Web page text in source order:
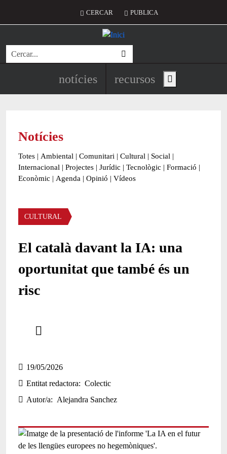
Menú del compte d'usuari
CERCAR PUBLICA
Cerca
Navegació principal de
notícies recursos Show main menu
Notícies
Totes | Ambiental | Comunitari | Cultural | Social |
Internacional | Projectes | Jurídic | Tecnològic | Formació |
Econòmic | Agenda | Opinió | Vídeos
Àmbit de la notícia
CULTURAL
El català davant la IA: una
oportunitat que també és un
risc
19/05/2026
Entitat redactora
Colectic
Autor/a
Alejandra Sanchez